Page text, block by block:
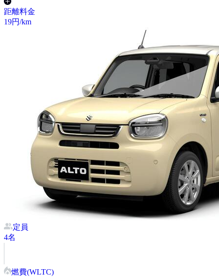
距離料金
19円/km
定員
4名
燃費(WLTC)